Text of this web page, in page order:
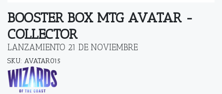
BOOSTER BOX MTG AVATAR -
COLLECTOR
LANZAMIENTO 21 DE NOVIEMBRE
SKU: AVATAR015